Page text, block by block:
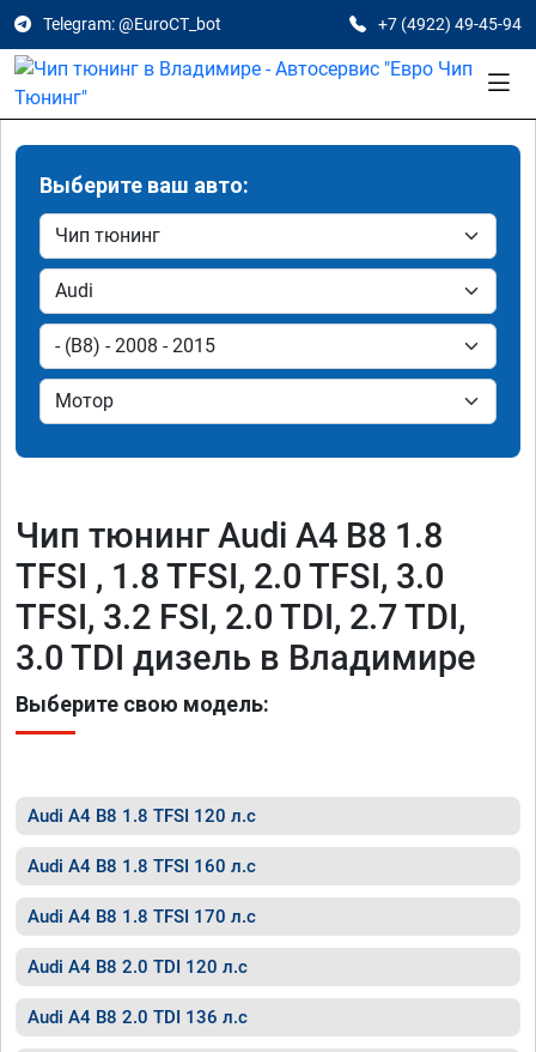
Telegram: @EuroCT_bot +7 (4922) 49-45-94
Выберите ваш авто:
Чип тюнинг Audi A4 B8 1.8
TFSI , 1.8 TFSI, 2.0 TFSI, 3.0
TFSI, 3.2 FSI, 2.0 TDI, 2.7 TDI,
3.0 TDI дизель в Владимире
Выберите свою модель:
Audi A4 B8 1.8 TFSI 120 л.с
Audi A4 B8 1.8 TFSI 160 л.с
Audi A4 B8 1.8 TFSI 170 л.с
Audi A4 B8 2.0 TDI 120 л.с
Audi A4 B8 2.0 TDI 136 л.с